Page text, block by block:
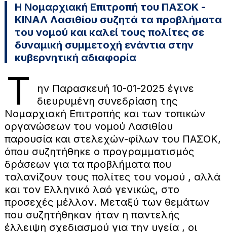
Η Νομαρχιακή Επιτροπή του ΠΑΣΟΚ -
ΚΙΝΑΛ Λασιθίου συζητά τα προβλήματα
του νομού και καλεί τους πολίτες σε
δυναμική συμμετοχή ενάντια στην
κυβερνητική αδιαφορία
Τ
ην Παρασκευή 10-01-2025 έγινε
διευρυμένη συνεδρίαση της
Νομαρχιακή Επιτροπής και των τοπικών
οργανώσεων του νομού Λασιθίου
παρουσία και στελεχών-φίλων του ΠΑΣΟΚ,
όπου συζητήθηκε ο προγραμματισμός
δράσεων για τα προβλήματα που
ταλανίζουν τους πολίτες του νομού , αλλά
και τον Ελληνικό λαό γενικώς, στο
προσεχές μέλλον. Μεταξύ των θεμάτων
που συζητήθηκαν ήταν η παντελής
έλλειψη σχεδιασμού για την υγεία , οι